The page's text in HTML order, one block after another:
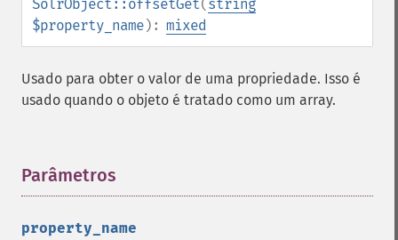
SolrObject::offsetGet(string
$property_name): mixed
Usado para obter o valor de uma propriedade. Isso é
usado quando o objeto é tratado como um array.
Parâmetros
property_name